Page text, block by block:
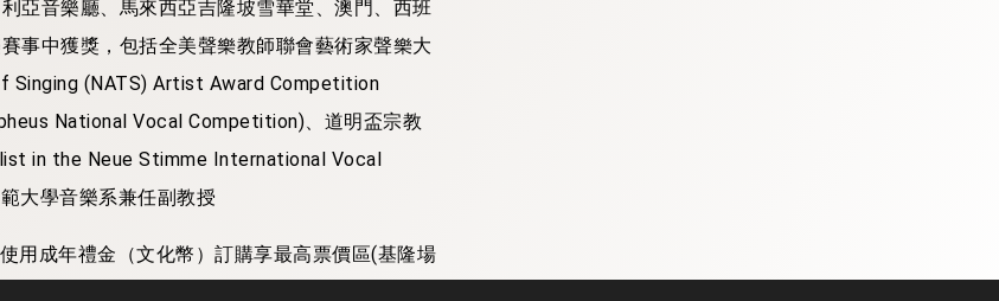
亞音樂廳、馬來西亞吉隆坡雪華堂、澳門、西班
事中獲獎，包括全美聲樂教師聯會藝術家聲樂大
Singing (NATS) Artist Award Competition
National Vocal Competition)、道明盃宗教
in the Neue Stimme International Vocal
大學音樂系兼任副教授
用成年禮金（文化幣）訂購享最高票價區(基隆場